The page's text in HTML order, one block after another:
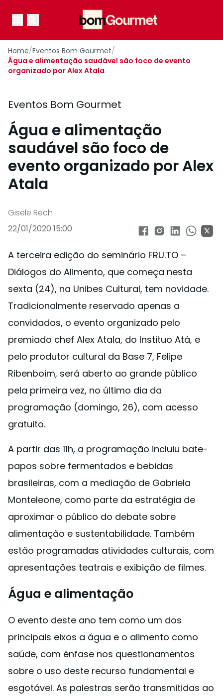
Open main menu
Open main menu
Home/Eventos Bom Gourmet/
Água e alimentação saudável são foco de evento
organizado por Alex Atala
Eventos Bom Gourmet
Água e alimentação
saudável são foco de
evento organizado por Alex
Atala
Gisele Rech
22/01/2020 15:00
A terceira edição do seminário FRU.TO –
Diálogos do Alimento, que começa nesta
sexta (24), na Unibes Cultural, tem novidade.
Tradicionalmente reservado apenas a
convidados, o evento organizado pelo
premiado chef Alex Atala, do Instituo Atá, e
pelo produtor cultural da Base 7, Felipe
Ribenboim, será aberto ao grande público
pela primeira vez, no último dia da
programação (domingo, 26), com acesso
gratuito.
A partir das 11h, a programação incluiu bate-
papos sobre fermentados e bebidas
brasileiras, com a mediação de Gabriela
Monteleone, como parte da estratégia de
aproximar o público do debate sobre
alimentação e sustentabilidade. Também
estão programadas atividades culturais, com
apresentações teatrais e exibição de filmes.
Água e alimentação
O evento deste ano tem como um dos
principais eixos a água e o alimento como
saúde, com ênfase nos questionamentos
sobre o uso deste recurso fundamental e
esgotável. As palestras serão transmitidas ao